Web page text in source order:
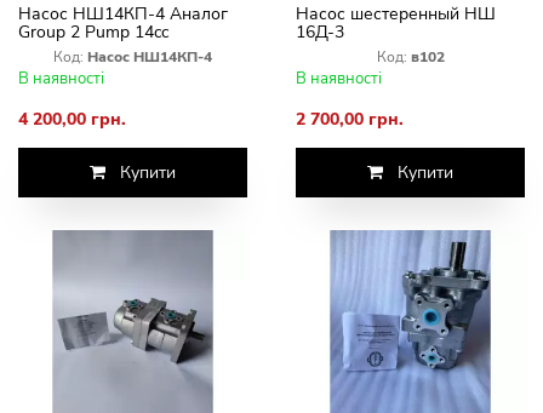
Насос НШ14КП-4 Аналог
Group 2 Pump 14cc
Clockwise EU1:8 | Праве
обертання
Код: Насос НШ14КП-4
В наявності
4 200,00 грн.
Купити
Насос шестеренный НШ
16Д-3
Код: в102
В наявності
2 700,00 грн.
Купити